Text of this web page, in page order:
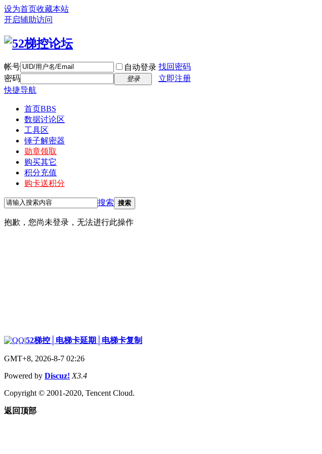
设为首页收藏本站
开启辅助访问
帐号 自动登录 找回密码
密码
登录
立即注册
快捷导航
首页BBS
数据讨论区
工具区
锤子解密器
勋章领取
购买其它
积分充值
购卡送积分
搜索 搜索
抱歉，您尚未登录，无法进行此操作
|52梯控│电梯卡延期│电梯卡复制
GMT+8, 2026-8-7 02:26
Powered by Discuz! X3.4
Copyright © 2001-2020, Tencent Cloud.
返回顶部